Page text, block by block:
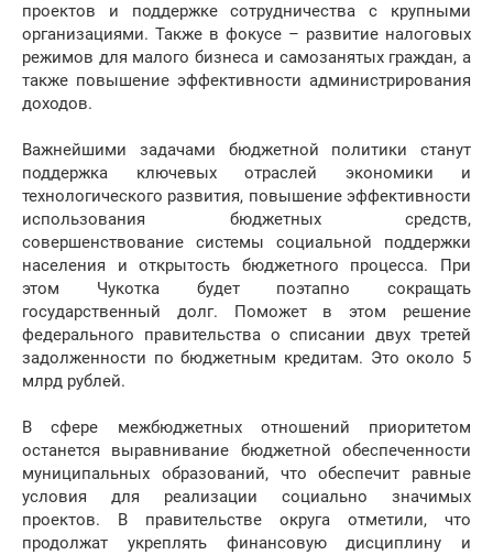
проектов и поддержке сотрудничества с крупными
организациями. Также в фокусе – развитие налоговых
режимов для малого бизнеса и самозанятых граждан, а
также повышение эффективности администрирования
доходов.
Важнейшими задачами бюджетной политики станут
поддержка ключевых отраслей экономики и
технологического развития, повышение эффективности
использования бюджетных средств,
совершенствование системы социальной поддержки
населения и открытость бюджетного процесса. При
этом Чукотка будет поэтапно сокращать
государственный долг. Поможет в этом решение
федерального правительства о списании двух третей
задолженности по бюджетным кредитам. Это около 5
млрд рублей.
В сфере межбюджетных отношений приоритетом
останется выравнивание бюджетной обеспеченности
муниципальных образований, что обеспечит равные
условия для реализации социально значимых
проектов. В правительстве округа отметили, что
продолжат укреплять финансовую дисциплину и